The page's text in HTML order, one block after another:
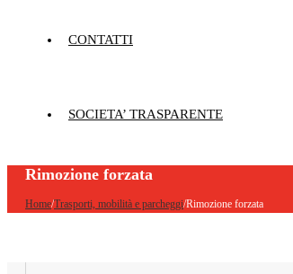
CONTATTI
SOCIETA’ TRASPARENTE
Rimozione forzata
Home/Trasporti, mobilità e parcheggi/Rimozione forzata